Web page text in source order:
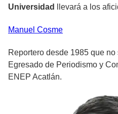
Universidad
llevará a los
Manuel Cosme
Reportero desde 1985 que
Egresado de Periodismo y
ENEP Acatlán.